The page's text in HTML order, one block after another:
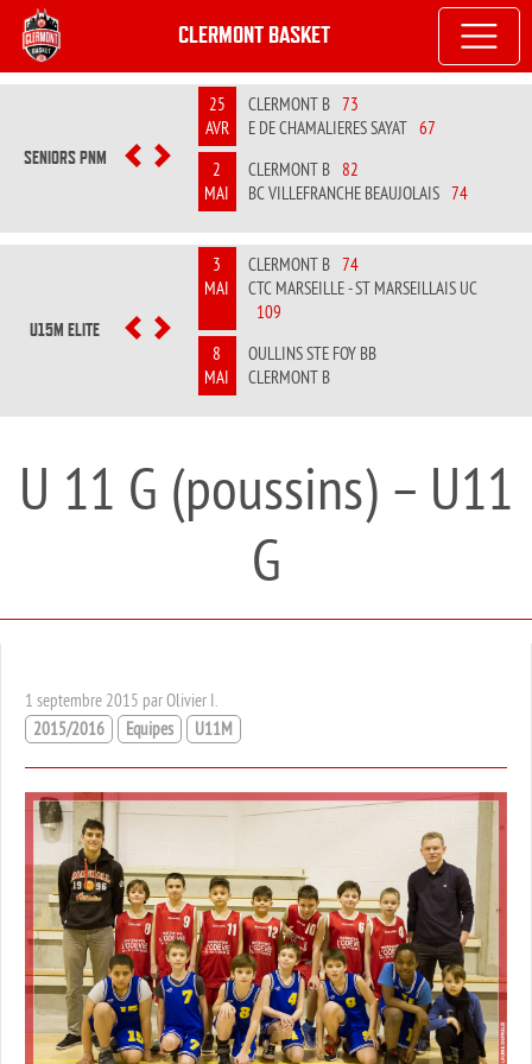
CLERMONT BASKET
SENIORS PNM PREVIOUS
NEXT
25
AVR
CLERMONT B 73
E DE CHAMALIERES SAYAT 67
2
MAI
CLERMONT B 82
BC VILLEFRANCHE BEAUJOLAIS 74
U15M ELITE PREVIOUS
NEXT
3
MAI
CLERMONT B 74
CTC MARSEILLE - ST MARSEILLAIS UC
109
8
MAI
OULLINS STE FOY BB
CLERMONT B
U 11 G (poussins) – U11
G
1 septembre 2015 par Olivier I.
2015/2016
Equipes U11M